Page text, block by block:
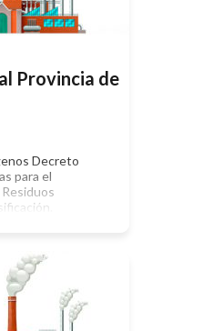
Colectiva.
[…]
Provincia de
Decreto
para el
Creación del
de Generadores
Peligrosos
Estudios de